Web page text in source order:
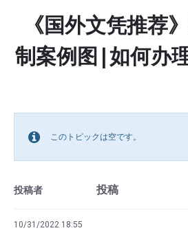
《国外文凭推荐
制案例图|如何办
このトピックは空です。
投稿者 投稿
10/31/2022 18:55